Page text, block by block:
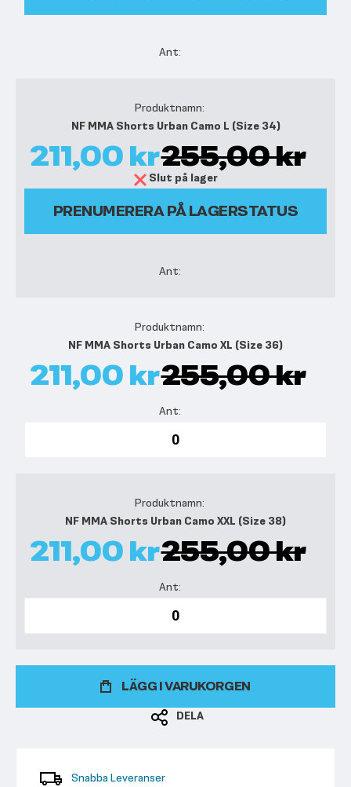
NF MMA Shorts Urban Camo L (Size 34)
211,00 kr255,00 kr
Slut på lager
PRENUMERERA PÅ LAGERSTATUS
NF MMA Shorts Urban Camo XL (Size 36)
211,00 kr255,00 kr
NF MMA Shorts Urban Camo XXL (Size 38)
211,00 kr255,00 kr
LÄGG I VARUKORGEN
DELA
Snabba Leveranser